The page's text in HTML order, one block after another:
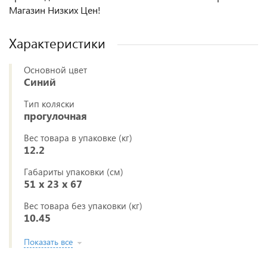
Магазин Низких Цен!
Характеристики
Основной цвет
Синий
Тип коляски
прогулочная
Вес товара в упаковке (кг)
12.2
Габариты упаковки (см)
51 x 23 x 67
Вес товара без упаковки (кг)
10.45
Показать все